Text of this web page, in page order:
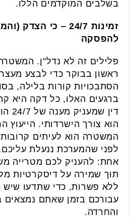
בשלבים המוקדמים הללו.
זמינות 24/7 – כי
להפסקה
פלילים זה לא נדל"ן.
ראשון בבוקר כדי לבצע
הסתבכויות קורות בלילה,
ברגעים האלו, כל דקה היא
דין
הוא צורך הישרדותי. הייעוץ
המשטרה הוא לעיתים
לפני שהמערכת ננעלת
אחת: להעניק לכם מטרייה
תוך שמירה על דיסקרטיות
ללא פשרות, כדי שתדעו שיש
עבורכם בזמן שאתם נמצאים
והחרדה.